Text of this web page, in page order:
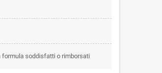
formula soddisfatti o rimborsati